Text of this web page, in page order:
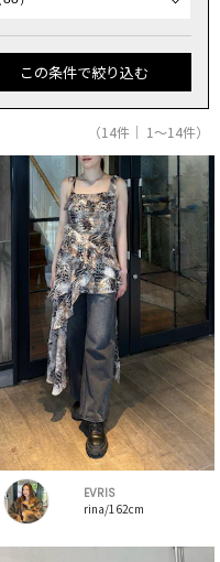
この条件で絞り込む
（14件｜ 1～14件）
EVRIS
rina/162cm